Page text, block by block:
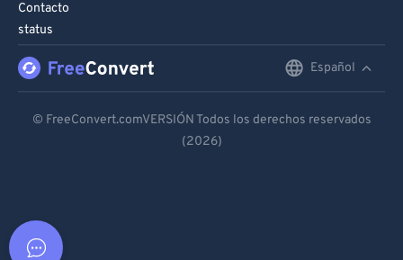
Contacto
status
Español
Español
© FreeConvert.comVERSIÓN Todos los derechos reservados
(2026)